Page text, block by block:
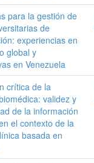
para la gestión de
de
experiencias en
global y
en Venezuela
crítica de la
validez y
de la información
el contexto de la
basada en